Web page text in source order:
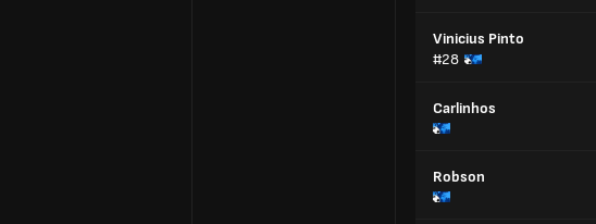
Vinicius Pinto
#28
Carlinhos
Robson